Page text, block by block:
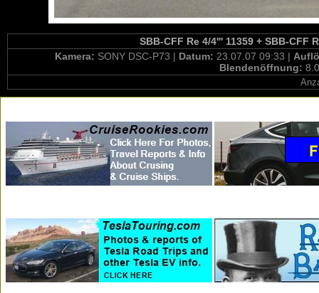
SBB-CFF Re 4/4''' 11359 + SBB-CFF
Kamera: SONY DSC-P73 | Datum: 23.07.07 09:33 |
Blendenöffnung: